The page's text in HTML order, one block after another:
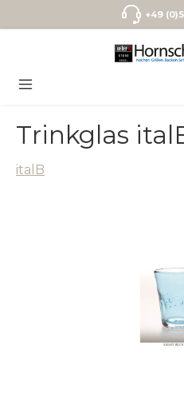
Zum Hauptinhalt springen
+49
Trinkglas
italB